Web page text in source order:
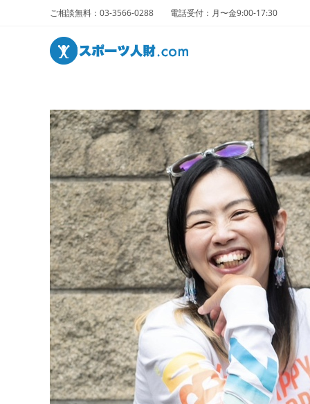
ご相談無料：03-3566-0288 電話受付：月〜金9:00-17:30